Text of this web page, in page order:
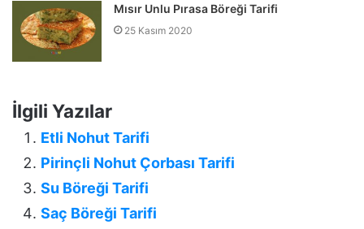
Mısır Unlu Pırasa Böreği Tarifi
25 Kasım 2020
İlgili Yazılar
Etli Nohut Tarifi
Pirinçli Nohut Çorbası Tarifi
Su Böreği Tarifi
Saç Böreği Tarifi